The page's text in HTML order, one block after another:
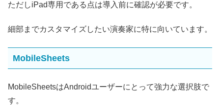
ただしiPad専用である点は導入前に確認が必要です。
細部までカスタマイズしたい演奏家に特に向いています。
MobileSheets
MobileSheetsはAndroidユーザーにとって強力な選択肢で
す。